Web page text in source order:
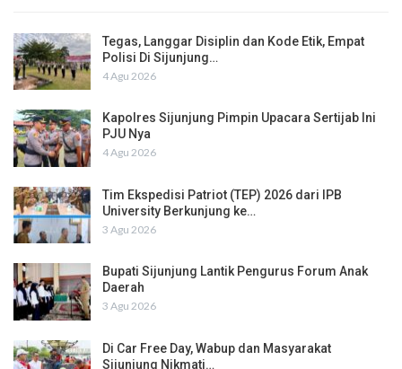
Tegas, Langgar Disiplin dan Kode Etik, Empat
Polisi Di Sijunjung…
4 Agu 2026
Kapolres Sijunjung Pimpin Upacara Sertijab Ini
PJU Nya
4 Agu 2026
Tim Ekspedisi Patriot (TEP) 2026 dari IPB
University Berkunjung ke…
3 Agu 2026
Bupati Sijunjung Lantik Pengurus Forum Anak
Daerah
3 Agu 2026
Di Car Free Day, Wabup dan Masyarakat
Sijunjung Nikmati…